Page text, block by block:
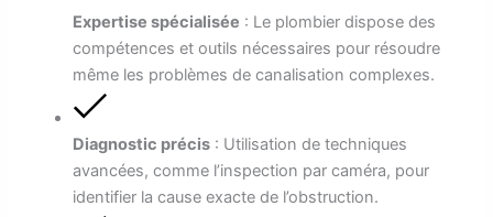
Expertise spécialisée : Le plombier dispose des
compétences et outils nécessaires pour résoudre
même les problèmes de canalisation complexes.
Diagnostic précis : Utilisation de techniques
avancées, comme l’inspection par caméra, pour
identifier la cause exacte de l’obstruction.